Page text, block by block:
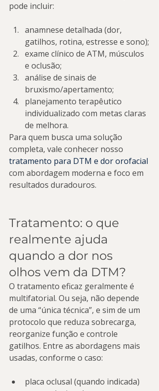
pode incluir:
anamnese detalhada (dor,
gatilhos, rotina, estresse e sono);
exame clínico de ATM, músculos
e oclusão;
análise de sinais de
bruxismo/apertamento;
planejamento terapêutico
individualizado com metas claras
de melhora.
Para quem busca uma solução
completa, vale conhecer nosso
tratamento para DTM e dor orofacial
com abordagem moderna e foco em
resultados duradouros.
Tratamento: o que
realmente ajuda
quando a dor nos
olhos vem da DTM?
O tratamento eficaz geralmente é
multifatorial. Ou seja, não depende
de uma “única técnica”, e sim de um
protocolo que reduza sobrecarga,
reorganize função e controle
gatilhos. Entre as abordagens mais
usadas, conforme o caso:
placa oclusal (quando indicada)